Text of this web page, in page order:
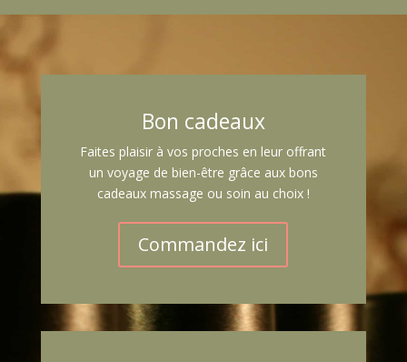
Bon cadeaux
Faites plaisir à vos proches en leur offrant
un voyage de bien-être grâce aux bons
cadeaux massage ou soin au choix !
Commandez ici